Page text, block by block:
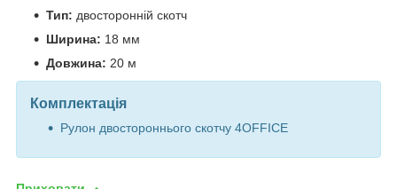
Тип: двосторонній скотч
Ширина: 18 мм
Довжина: 20 м
Комплектація
Рулон двостороннього скотчу 4OFFICE